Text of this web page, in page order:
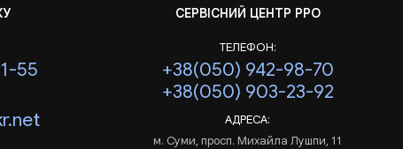
55
СЕРВІСНИЙ ЦЕНТР РРО
ТЕЛЕФОН:
+38(050) 942-98-70
+38(050) 903-23-92
АДРЕСА:
м. Суми, просп. Михайла Лушпи, 11